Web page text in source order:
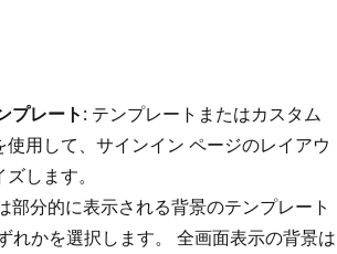
プレート: テンプレートまたはカスタム
使用して、サインイン ページのレイアウ
します。
部分的に表示される背景のテンプレート
れかを選択します。 全画面表示の背景は